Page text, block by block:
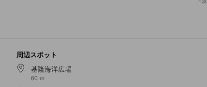
周辺スポット
基隆海洋広場
60 ｍ